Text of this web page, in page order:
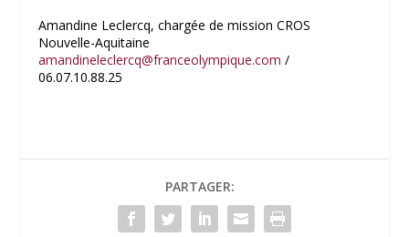
Amandine Leclercq, chargée de mission CROS
Nouvelle-Aquitaine
amandineleclercq@franceolympique.com /
06.07.10.88.25
PARTAGER: